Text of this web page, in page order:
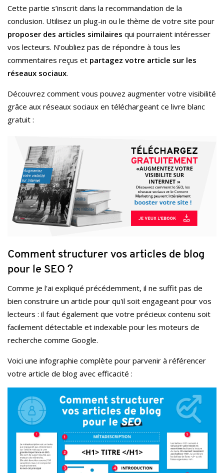
Cette partie s’inscrit dans la recommandation de la
conclusion. Utilisez un plug-in ou le thème de votre site pour
proposer des articles similaires qui pourraient intéresser
vos lecteurs. N’oubliez pas de répondre à tous les
commentaires reçus et partagez votre article sur les
réseaux sociaux.
Découvrez comment vous pouvez augmenter votre visibilité
grâce aux réseaux sociaux en téléchargeant ce livre blanc
gratuit :
Comment structurer vos articles de blog
pour le SEO ?
Comme je l'ai expliqué précédemment, il ne suffit pas de
bien construire un article pour qu'il soit engageant pour vos
lecteurs : il faut également que votre précieux contenu soit
facilement détectable et indexable pour les moteurs de
recherche comme Google.
Voici une infographie complète pour parvenir à référencer
votre article de blog avec efficacité :